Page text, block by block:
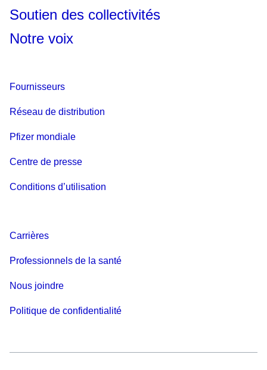
Soutien des collectivités
Notre voix
Fournisseurs
Réseau de distribution
Pfizer mondiale
Centre de presse
Conditions d’utilisation
Carrières
Professionnels de la santé
Nous joindre
Politique de confidentialité